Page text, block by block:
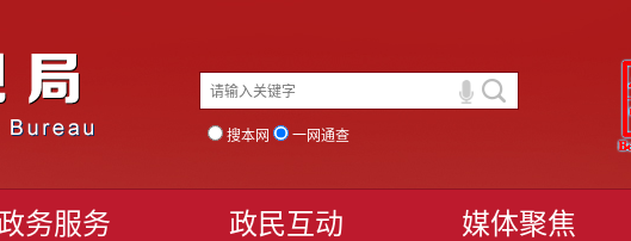
搜本网 一网通查
务服务 政民互动 媒体聚焦